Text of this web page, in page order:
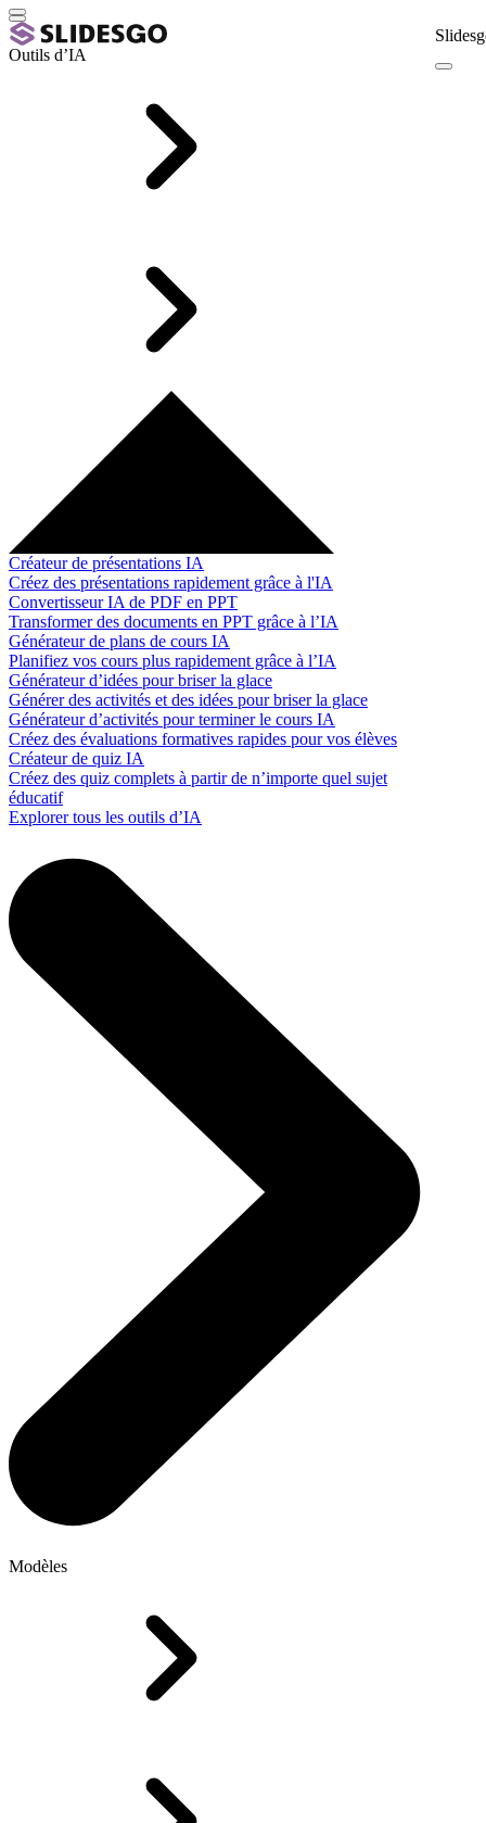
Outils d’IA
Créateur de présentations IA
Créez des présentations rapidement grâce à l'IA
Convertisseur IA de PDF en PPT
Transformer des documents en PPT grâce à l’IA
Générateur de plans de cours IA
Planifiez vos cours plus rapidement grâce à l’IA
Générateur d’idées pour briser la glace
Générer des activités et des idées pour briser la glace
Générateur d’activités pour terminer le cours IA
Créez des évaluations formatives rapides pour vos élèves
Créateur de quiz IA
Créez des quiz complets à partir de n’importe quel sujet
éducatif
Explorer tous les outils d’IA
Modèles